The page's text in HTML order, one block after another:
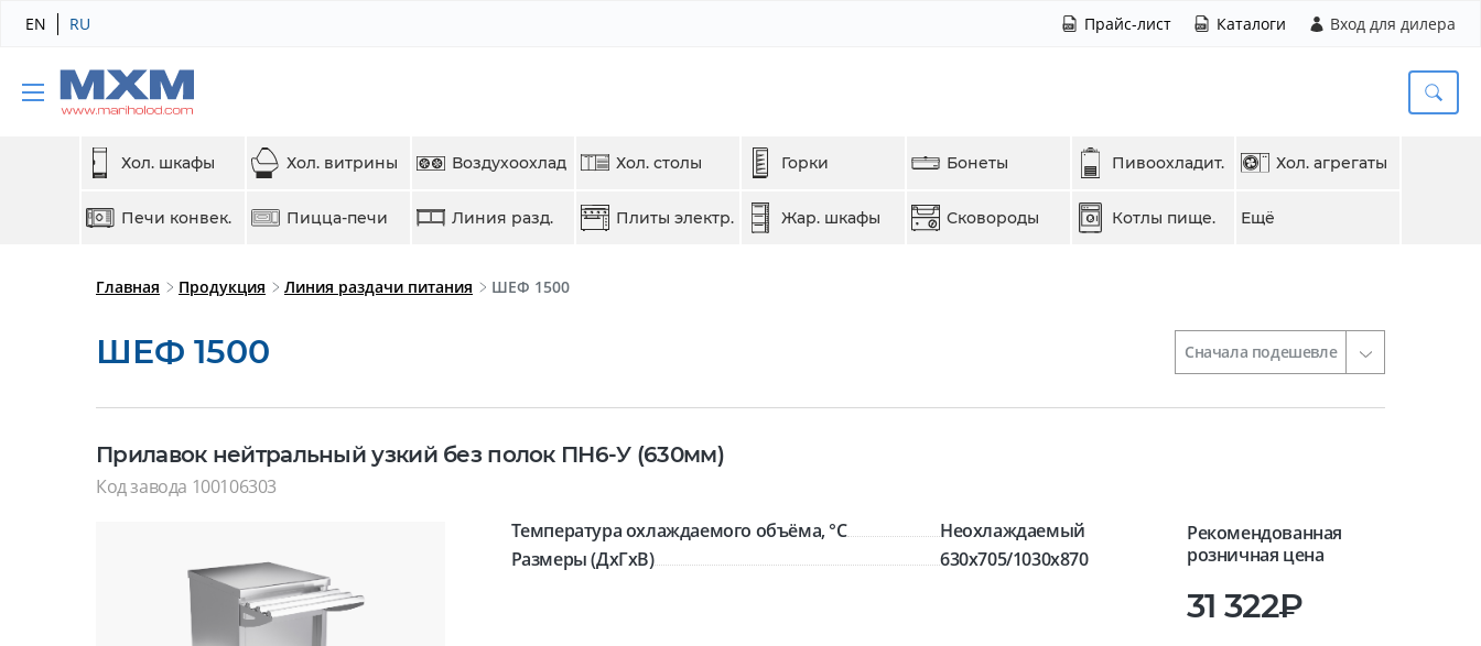
EN RU Прайс-лист Каталоги Вход для дилера
Хол. шкафы Хол. витрины Воздухоохлад Хол. столы Горки Бонеты Пивоохладит. Хол. агрегаты
Печи конвек. Пицца-печи Линия разд. Плиты электр. Жар. шкафы Сковороды Котлы пище. Ещё
Главная Продукция Линия раздачи питания ШЕФ 1500
ШЕФ 1500
Прилавок нейтральный узкий без полок ПН6-У (630мм)
Код завода 100106303
Температура охлаждаемого объёма, °C
Неохлаждаемый
Размеры (ДхГхВ)
630x705/1030x870
Рекомендованная
розничная цена
31 322₽